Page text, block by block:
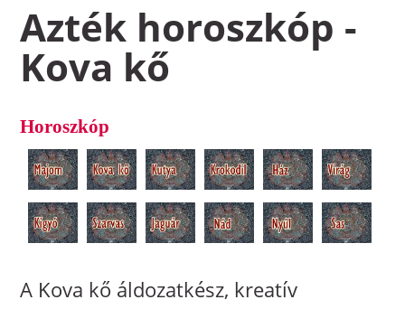
Azték horoszkóp -
Kova kő
Horoszkóp
A Kova kő áldozatkész, kreatív